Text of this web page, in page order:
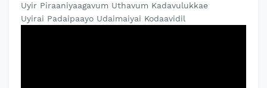
Uyir Piraaniyaagavum Uthavum Kadavulukkae
Uyirai Padaipaayo Udaimaiyai Kodaavidil